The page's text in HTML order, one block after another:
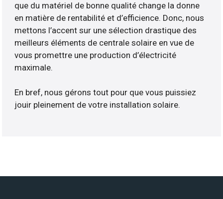
que du matériel de bonne qualité change la donne
en matière de rentabilité et d’efficience. Donc, nous
mettons l’accent sur une sélection drastique des
meilleurs éléments de centrale solaire en vue de
vous promettre une production d’électricité
maximale.
En bref, nous gérons tout pour que vous puissiez
jouir pleinement de votre installation solaire.